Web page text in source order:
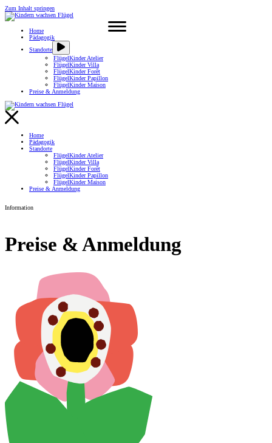
Zum Inhalt springen
Home
Pädagogik
Standorte
FlügelKinder Atelier
FlügelKinder Villa
FlügelKinder Forêt
FlügelKinder Papillon
FlügelKinder Maison
Preise & Anmeldung
Home
Pädagogik
Standorte
FlügelKinder Atelier
FlügelKinder Villa
FlügelKinder Forêt
FlügelKinder Papillon
FlügelKinder Maison
Preise & Anmeldung
Information
Preise & Anmeldung